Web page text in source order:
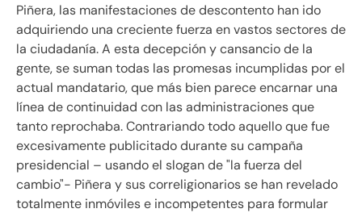
Piñera, las manifestaciones de descontento han ido
adquiriendo una creciente fuerza en vastos sectores de
la ciudadanía. A esta decepción y cansancio de la
gente, se suman todas las promesas incumplidas por el
actual mandatario, que más bien parece encarnar una
línea de continuidad con las administraciones que
tanto reprochaba. Contrariando todo aquello que fue
excesivamente publicitado durante su campaña
presidencial – usando el slogan de "la fuerza del
cambio"- Piñera y sus correligionarios se han revelado
totalmente inmóviles e incompetentes para formular